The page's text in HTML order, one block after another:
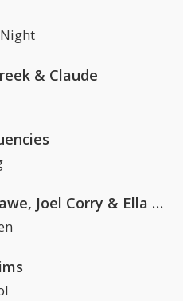
& Claude
Nathan Dawe, Joel Corry & Ella Henderson